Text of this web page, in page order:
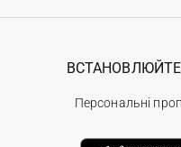
ВСТАНОВЛЮЙТЕ
Персональні